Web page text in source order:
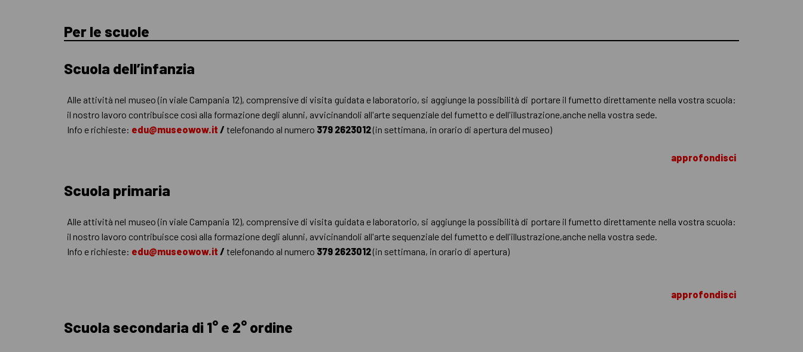
Per le scuole
Scuola dell’infanzia
Alle attività nel museo (in viale Campania 12), comprensive di visita guidata e laboratorio, si aggiunge la possibilità di portare il fumetto direttamente nella vostra scuola:
il nostro lavoro contribuisce così alla formazione degli alunni, avvicinandoli all'arte sequenziale del fumetto e dell'illustrazione,anche nella vostra sede.
Info e richieste: edu@museowow.it / telefonando al numero 379 2623012(in settimana, in orario di apertura del museo)
approfondisci
Scuola primaria
Alle attività nel museo (in viale Campania 12), comprensive di visita guidata e laboratorio, si aggiunge la possibilità di portare il fumetto direttamente nella vostra scuola:
il nostro lavoro contribuisce così alla formazione degli alunni, avvicinandoli all'arte sequenziale del fumetto e dell'illustrazione,anche nella vostra sede.
Info e richieste: edu@museowow.it / telefonando al numero 379 2623012(in settimana, in orario di apertura)
approfondisci
Scuola secondaria di 1° e 2° ordine